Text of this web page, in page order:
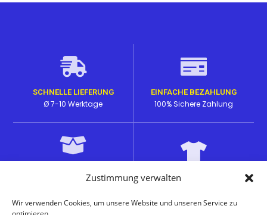
Zustimmung verwalten
Wir verwenden Cookies, um unsere Website und unseren Service zu
SCHNELLE LIEFERUNG
Ø 7-10 Werktage
EINFACHE BEZAHLUNG
100% Sichere Zahlung
Lange Haltbarkeit bei den
EINZIGARTIGE DESIGNS